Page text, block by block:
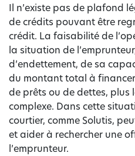
Il n’existe pas de plafond
de crédits pouvant être
crédit. La faisabilité de
la situation de
d’endettement, de sa
du montant total à
de prêts ou de dettes, plus
complexe. Dans cette
courtier, comme Solutis,
et aider à rechercher une
l’emprunteur.